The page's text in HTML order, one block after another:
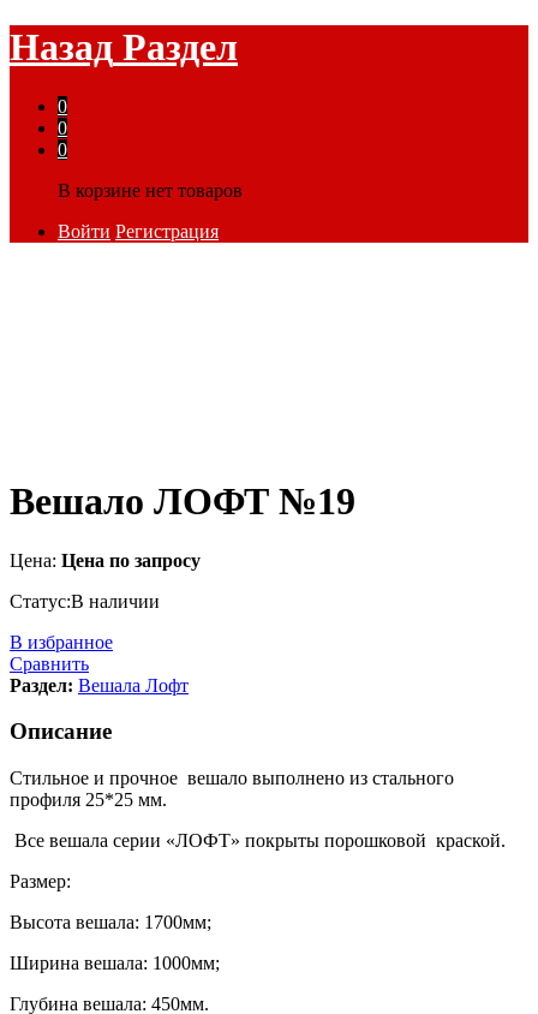
Назад Раздел
0
0
0
В корзине нет товаров
Войти Регистрация
Вешало ЛОФТ №19
Цена: Цена по запросу
Статус:В наличии
В избранное
Сравнить
Раздел: Вешала Лофт
Описание
Стильное и прочное вешало выполнено из стального
профиля 25*25 мм.
Все вешала серии «ЛОФТ» покрыты порошковой краской.
Размер:
Высота вешала: 1700мм;
Ширина вешала: 1000мм;
Глубина вешала: 450мм.